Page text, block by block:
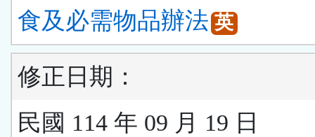
食及必需物品辦法 英
修正日期：
民國 114 年 09 月 19 日